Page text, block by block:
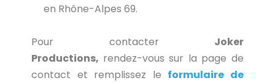
en Rhône-Alpes 69.
Pour contacter Joker
Productions, rendez-vous sur la page de
contact et remplissez le formulaire de